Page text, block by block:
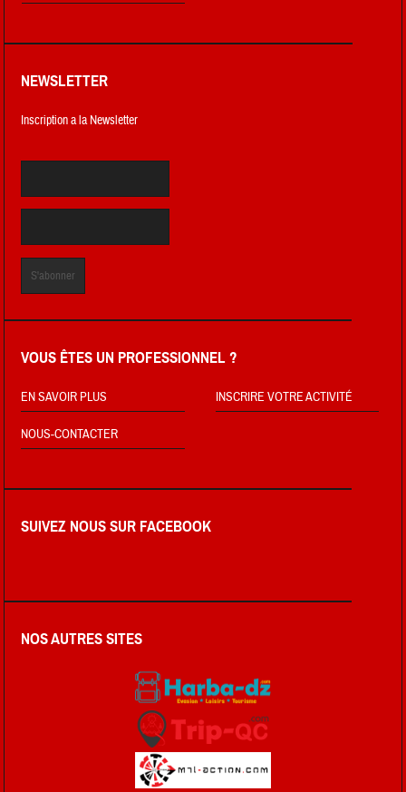
NEWSLETTER
Inscription a la Newsletter
VOUS ÊTES UN PROFESSIONNEL ?
EN SAVOIR PLUS INSCRIRE VOTRE ACTIVITÉ
NOUS-CONTACTER
SUIVEZ NOUS SUR FACEBOOK
NOS AUTRES SITES